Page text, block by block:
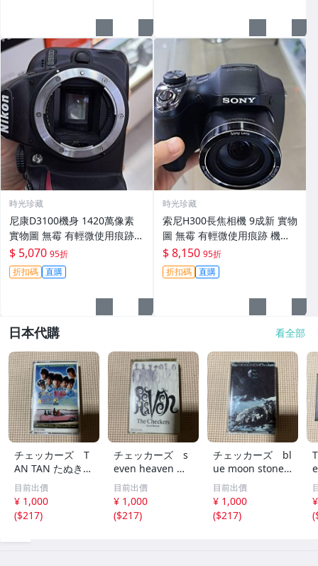
時光珍藏
尼康D3100機身 1420萬像素
實物圖 無霉 有輕微使用痕跡
機身原裝 無拆修無翻新 臨-34
3
$ 5,070 95折
折扣碼 直購
時光珍藏
索尼H300長焦相機 9成新 實物
圖 無霉 有輕微使用痕跡 機身
鏡頭原裝 無拆修無翻新-3430
$ 8,150 95折
折扣碼 直購
日本代購 看全部
チェッカーズ T
AN TAN たぬき
国内盤カセットテ
ープ■■
目前出價
¥ 1,000
($217)
チェッカーズ s
even heaven 国
内盤カセットテー
プ■■
目前出價
¥ 1,000
($217)
チェッカーズ bl
ue moon stone
国内盤カセットテ
ープ■■
目前出價
¥ 1,000
($217)
(